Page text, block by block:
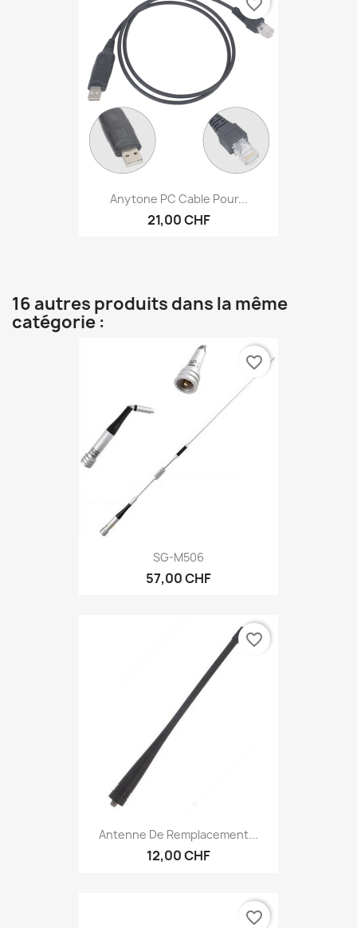
Anytone PC Cable Pour...
21,00 CHF
16 autres produits dans la même
catégorie :
SG-M506
57,00 CHF
favorite_border
Antenne De Remplacement...
12,00 CHF
favorite_border
favorite_border